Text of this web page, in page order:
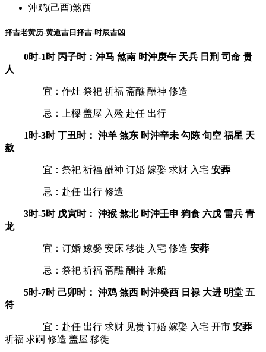
沖鸡(己酉)煞西
择吉老黄历-黄道吉日择吉-时辰吉凶
0时-1时 丙子时：沖马 煞南 时沖庚午 天兵 日刑 司命 贵
人
宜：作灶 祭祀 祈福 斋醮 酬神 修造
忌：上樑 盖屋 入殓 赴任 出行
1时-3时 丁丑时： 沖羊 煞东 时沖辛未 勾陈 旬空 福星 天
赦
宜：祭祀 祈福 酬神 订婚 嫁娶 求财 入宅 安葬
忌：赴任 出行 修造
3时-5时 戊寅时： 沖猴 煞北 时沖壬申 狗食 六戊 雷兵 青
龙
宜：订婚 嫁娶 安床 移徙 入宅 修造 安葬
忌：祭祀 祈福 斋醮 酬神 乘船
5时-7时 己卯时： 沖鸡 煞西 时沖癸酉 日禄 大进 明堂 五
符
宜：赴任 出行 求财 见贵 订婚 嫁娶 入宅 开市 安葬
祈福 求嗣 修造 盖屋 移徙